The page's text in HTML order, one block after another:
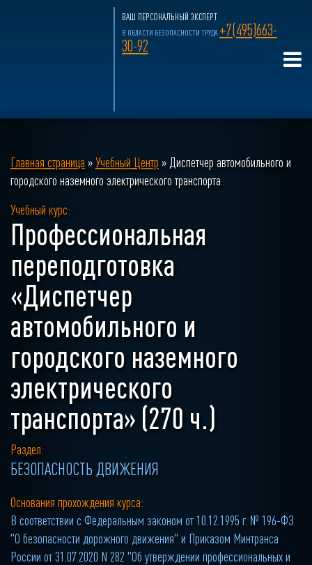
ВАШ ПЕРСОНАЛЬНЫЙ ЭКСПЕРТ
В ОБЛАСТИ БЕЗОПАСНОСТИ ТРУДА +7(495)663-
30-92
Главная страница »Учебный Центр » Диспетчер автомобильного и
городского наземного электрического транспорта
Учебный курс:
Профессиональная
переподготовка
«Диспетчер
автомобильного и
городского наземного
электрического
транспорта» (270 ч.)
Раздел:
БЕЗОПАСНОСТЬ ДВИЖЕНИЯ
Основания прохождения курса:
В соответствии с Федеральным законом от 10.12.1995 г. № 196-ФЗ
"О безопасности дорожного движения" и Приказом Минтранса
России от 31.07.2020 N 282 "Об утверждении профессиональных и